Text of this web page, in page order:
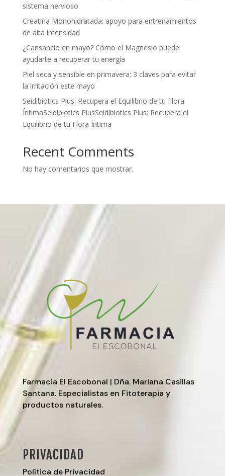
sistema nervioso
Creatina Monohidratada: apoyo para entrenamientos
de alta intensidad
¿Cansancio en mayo? Cómo el Magnesio puede
ayudarte a recuperar tu energía
Piel seca y sensible en primavera: 3 claves para evitar
la irritación este mayo
Seidibiotics Plus: Recupera el Equilibrio de tu Flora
ÍntimaSeidibiotics PlusSeidibiotics Plus: Recupera el
Equilibrio de tu Flora Íntima
Recent Comments
No hay comentarios que mostrar.
Farmacia El Escobonal | Dña. Mariana Casillas
Santana. Especialistas en Fitoterapia y
productos naturales.
PRIVACIDAD
Política de Privacidad